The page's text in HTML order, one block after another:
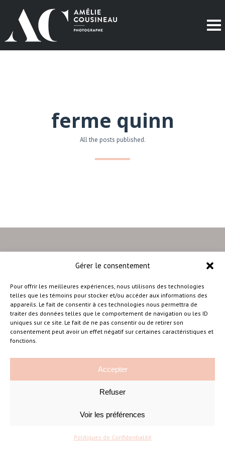
Gérer le consentement
Pour offrir les meilleures expériences, nous utilisons des technologies
telles que les témoins pour stocker et/ou accéder aux informations des
appareils. Le fait de consentir à ces technologies nous permettra de
traiter des données telles que le comportement de navigation ou les ID
uniques sur ce site. Le fait de ne pas consentir ou de retirer son
consentement peut avoir un effet négatif sur certaines caractéristiques et
fonctions.
Accepter
Refuser
Voir les préférences
Politiques de Confidentialité
ferme quinn
All the posts published.
Amélie Cousineau Photographe
©Amelie Cousineau Photographe